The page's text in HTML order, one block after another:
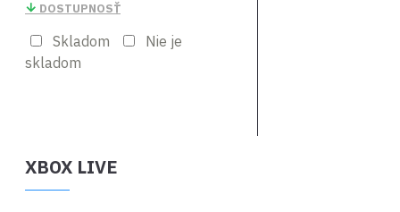
DOSTUPNOSŤ
Skladom
Nie je
skladom
XBOX LIVE